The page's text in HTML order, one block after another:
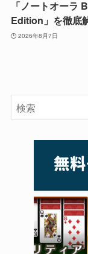
「ノートオーラ
Edition」を徹底
2026年8月7日